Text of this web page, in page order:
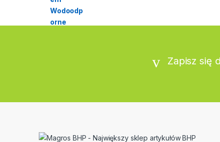
Zapisz się